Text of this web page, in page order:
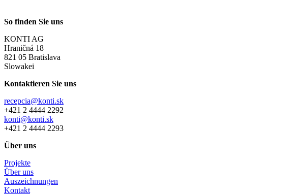
So finden Sie uns
KONTI AG
Hraničná 18
821 05 Bratislava
Slowakei
Kontaktieren Sie uns
recepcia@konti.sk
+421 2 4444 2292
konti@konti.sk
+421 2 4444 2293
Über uns
Projekte
Über uns
Auszeichnungen
Kontakt